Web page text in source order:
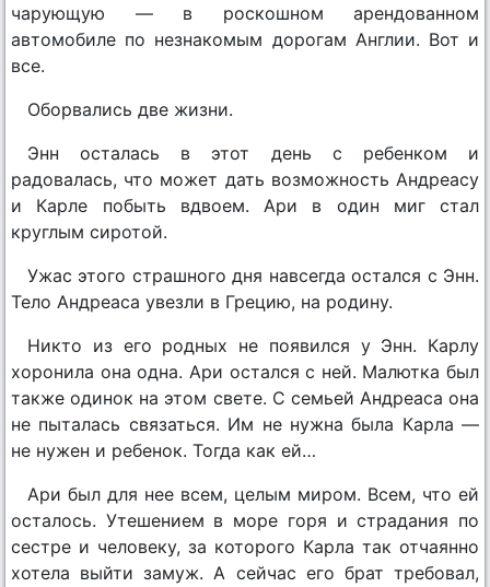
чарующую — в роскошном арендованном
автомобиле по незнакомым дорогам Англии. Вот и
все.
Оборвались две жизни.
Энн осталась в этот день с ребенком и
радовалась, что может дать возможность Андреасу
и Карле побыть вдвоем. Ари в один миг стал
круглым сиротой.
Ужас этого страшного дня навсегда остался с Энн.
Тело Андреаса увезли в Грецию, на родину.
Никто из его родных не появился у Энн. Карлу
хоронила она одна. Ари остался с ней. Малютка был
также одинок на этом свете. С семьей Андреаса она
не пыталась связаться. Им не нужна была Карла —
не нужен и ребенок. Тогда как ей…
Ари был для нее всем, целым миром. Всем, что ей
осталось. Утешением в море горя и страдания по
сестре и человеку, за которого Карла так отчаянно
хотела выйти замуж. А сейчас его брат требовал,